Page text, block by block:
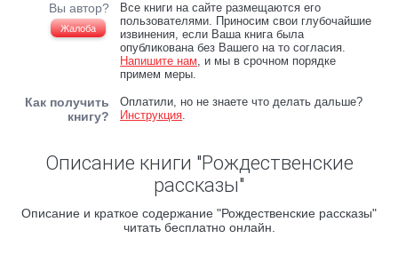
Вы автор?
Жалоба
Все книги на сайте размещаются его
пользователями. Приносим свои глубочайшие
извинения, если Ваша книга была
опубликована без Вашего на то согласия.
Напишите нам, и мы в срочном порядке
примем меры.
Как получить
книгу?
Оплатили, но не знаете что делать дальше?
Инструкция.
Описание книги "Рождественские
рассказы"
Описание и краткое содержание "Рождественские рассказы"
читать бесплатно онлайн.